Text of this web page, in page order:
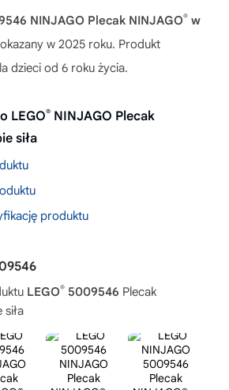
NINJAGO Plecak NINJAGO® w
w 2025 roku. Produkt
dzieci od 6 roku życia.
LEGO® NINJAGO Plecak
siła
produktu
LEGO® 5009546 Plecak